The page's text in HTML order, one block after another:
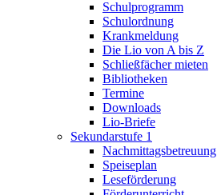
Schulprogramm
Schulordnung
Krankmeldung
Die Lio von A bis Z
Schließfächer mieten
Bibliotheken
Termine
Downloads
Lio-Briefe
Sekundarstufe 1
Nachmittagsbetreuung
Speiseplan
Leseförderung